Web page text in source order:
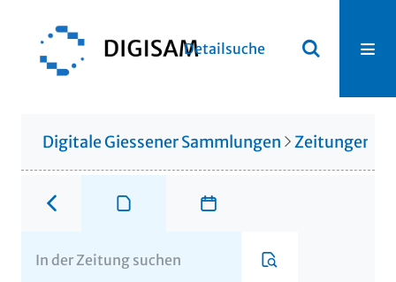
Detailsuche
Digitale Giessener Sammlungen Zeitungen